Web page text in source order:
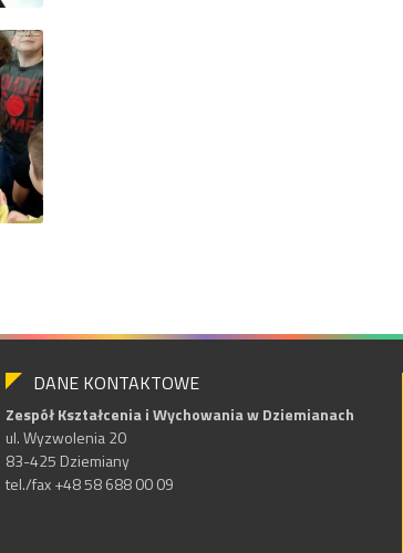
DANE KONTAKTOWE
Zespół Kształcenia i Wychowania w Dziemianach
ul. Wyzwolenia 20
83-425 Dziemiany
tel./fax +48 58 688 00 09